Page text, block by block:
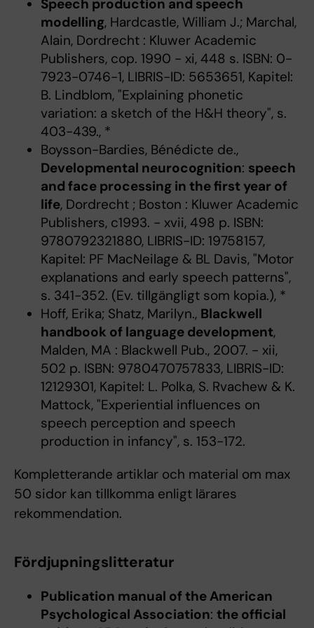
Speech production and speech
modelling, Hardcastle, William J.; Marchal,
Alain, Dordrecht : Kluwer Academic
Publishers, cop. 1990 - xi, 448 s. ISBN: 0-
7923-0746-1, LIBRIS-ID: 5653651, Kapitel:
B. Lindblom, "Explaining phonetic
variation: a sketch of the H&H theory", s.
403-439., *
Boysson-Bardies, Bénédicte de.,
Developmental neurocognition: speech
and face processing in the first year of
life, Dordrecht ; Boston : Kluwer Academic
Publishers, c1993. - xvii, 498 p. ISBN:
9780792321880, LIBRIS-ID: 19758157,
Kapitel: PF MacNeilage & BL Davis, "Motor
explanations and early speech patterns",
s. 341-352. (Ev. tillgängligt som kopia.), *
Hoff, Erika; Shatz, Marilyn., Blackwell
handbook of language development,
Malden, MA : Blackwell Pub., 2007. - xii,
502 p. ISBN: 9780470757833, LIBRIS-ID:
12129301, Kapitel: L. Polka, S. Rvachew & K.
Mattock, "Experiential influences on
speech perception and speech
production in infancy", s. 153-172.
Kompletterande artiklar och material om max
50 sidor kan tillkomma enligt lärares
rekommendation.
Fördjupningslitteratur
Publication manual of the American
Psychological Association: the official